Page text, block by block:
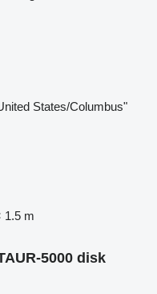
States/Columbus"
1.5 m
5000 disk